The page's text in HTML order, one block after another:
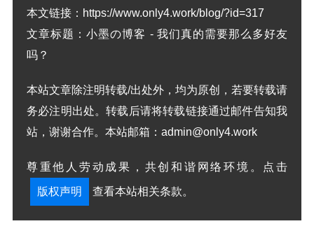
本文链接： https://www.only4.work/blog/?id=317
文章标题：小墨の博客 - 我们真的需要那么多好友
吗？
本站文章除注明转载/出处外，均为原创，若要转载请
务必注明出处。转载后请将转载链接通过邮件告知我
站，谢谢合作。本站邮箱：admin@only4.work
尊重他人劳动成果，共创和谐网络环境。点击
版权声明 查看本站相关条款。